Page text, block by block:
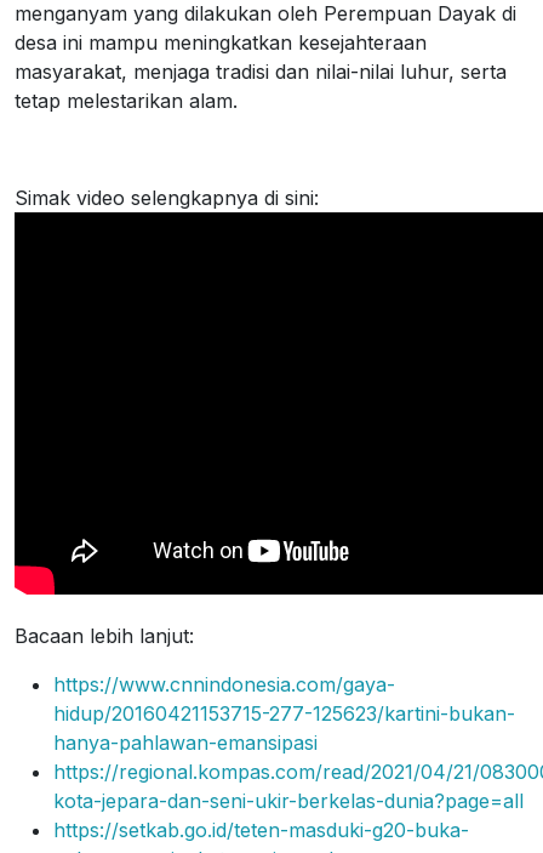
menganyam yang dilakukan oleh Perempuan Dayak di
desa ini mampu meningkatkan kesejahteraan
masyarakat, menjaga tradisi dan nilai-nilai luhur, serta
tetap melestarikan alam.
Simak video selengkapnya di sini:
Bacaan lebih lanjut:
https://www.cnnindonesia.com/gaya-
hidup/20160421153715-277-125623/kartini-bukan-
hanya-pahlawan-emansipasi
https://regional.kompas.com/read/2021/04/21/
kota-jepara-dan-seni-ukir-berkelas-dunia?page=all
https://setkab.go.id/teten-masduki-g20-buka-